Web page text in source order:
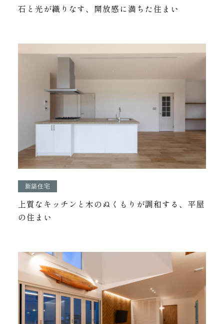
石と光が織りなす、開放感に満ちた住まい
新築住宅
上質なキッチンと木のぬくもりが調和する、平屋
の住まい